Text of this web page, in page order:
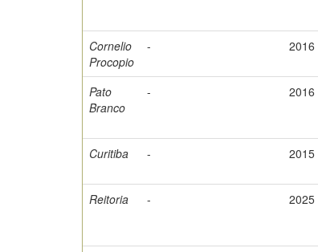
Cornelio
Procopio
- 2016
Pato
Branco
- 2016
Curitiba - 2015
Reitoria
- 2025